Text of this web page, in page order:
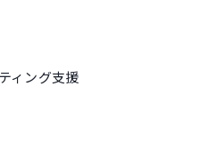
ィング支援